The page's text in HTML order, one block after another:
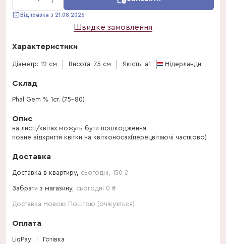
Відправка з 21.08.2026
Швидке замовлення
Характеристики
Діаметр: 12 см Висота: 75 см Якість: a1 Нідерланди
Склад
Phal Gem % 1ст. (75-80)
Опис
на листі/квітах можуть бути пошкодження
повне відкриття квітки на квітконосах(перецвітаючі частково)
Доставка
Доставка в квартиру, сьогодні 150 ₴
Забрати з магазину, сьогодні 0 ₴
Доставка Новою Поштою (очікується)
Оплата
LiqPay Готівка